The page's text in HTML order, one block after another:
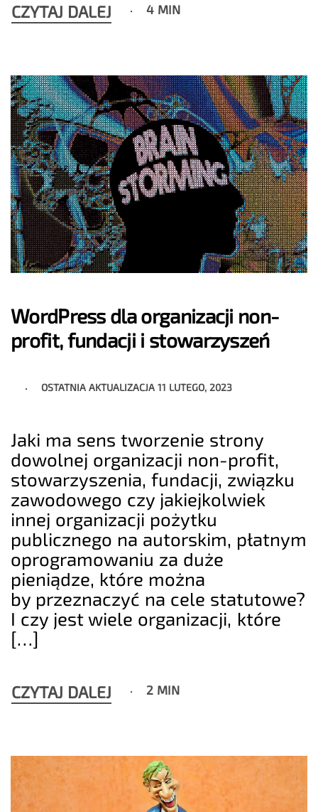
CZYTAJ DALEJ 4 MIN
WordPress dla organizacji non-
profit, fundacji i stowarzyszeń
OSTATNIA AKTUALIZACJA11 LUTEGO, 2023
Jaki ma sens tworzenie strony
dowolnej organizacji non-profit,
stowarzyszenia, fundacji, związku
zawodowego czy jakiejkolwiek
innej organizacji pożytku
publicznego na autorskim, płatnym
oprogramowaniu za duże
pieniądze, które można
by przeznaczyć na cele statutowe?
I czy jest wiele organizacji, które
[…]
CZYTAJ DALEJ 2 MIN